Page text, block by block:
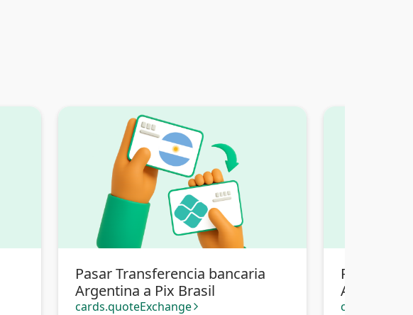
Pasar Transferencia bancaria
Argentina a Pix Brasil
cards.quoteExchange arrow_forward_ios
Pasar
Argentina